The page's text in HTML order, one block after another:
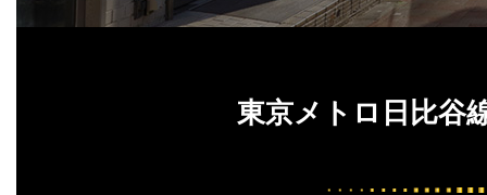
東京メトロ日比谷